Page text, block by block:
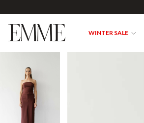
WINTER SALE